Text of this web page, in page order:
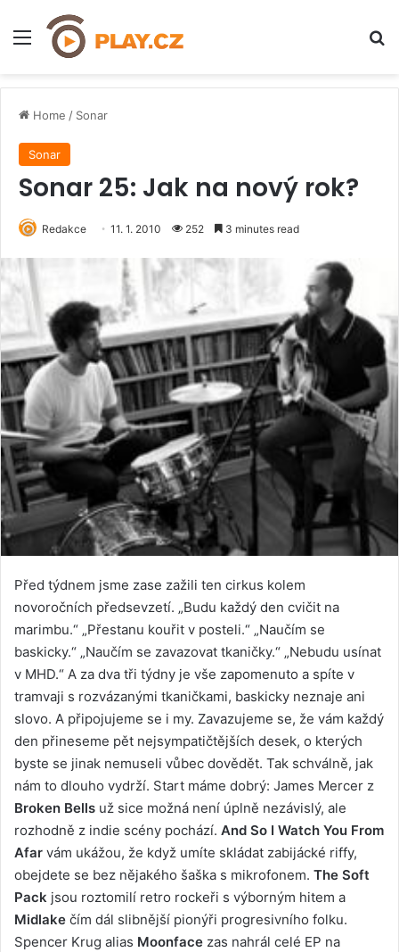
Menu
Home / Sonar
Sonar
Sonar 25: Jak na nový rok?
Redakce 11. 1. 2010 252 3 minutes read
Před týdnem jsme zase zažili ten cirkus kolem
novoročních předsevzetí. „Budu každý den cvičit na
marimbu.“ „Přestanu kouřit v posteli.“ „Naučím se
baskicky.“ „Naučím se zavazovat tkaničky.“ „Nebudu usínat
v MHD.“ A za dva tři týdny je vše zapomenuto a spíte v
tramvaji s rozvázanými tkaničkami, baskicky neznaje ani
slovo. A připojujeme se i my. Zavazujeme se, že vám každý
den přineseme pět nejsympatičtějších desek, o kterých
byste se jinak nemuseli vůbec dovědět. Tak schválně, jak
nám to dlouho vydrží. Start máme dobrý: James Mercer z
Broken Bells už sice možná není úplně nezávislý, ale
rozhodně z indie scény pochází. And So I Watch You From
Afar vám ukážou, že když umíte skládat zabijácké riffy,
obejdete se bez nějakého šaška s mikrofonem. The Soft
Pack jsou roztomilí retro rockeři s výborným hitem a
Midlake čím dál slibnější pionýři progresivního folku.
Spencer Krug alias Moonface zas nahrál celé EP na